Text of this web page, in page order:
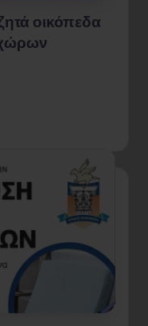
οικόπεδα
χώρων